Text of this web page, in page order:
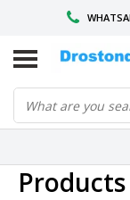
VOOR